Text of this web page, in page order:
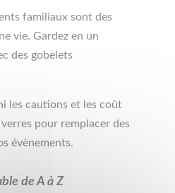
familiaux sont des
vie. Gardez en un
des gobelets
les cautions et les coût
pour remplacer des
évènements.
de A à Z